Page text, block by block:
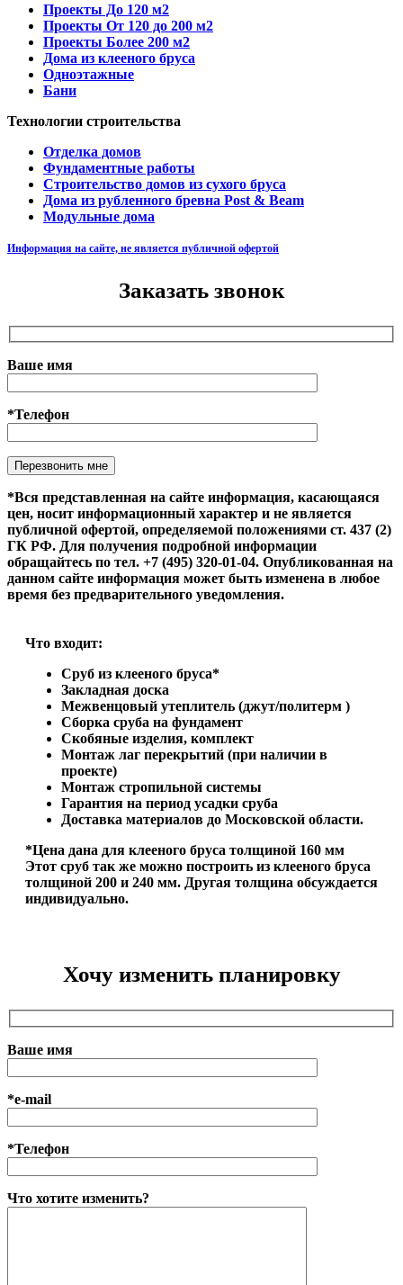
Проекты До 120 м2
Проекты От 120 до 200 м2
Проекты Более 200 м2
Дома из клееного бруса
Одноэтажные
Бани
Технологии строительства
Отделка домов
Фундаментные работы
Строительство домов из сухого бруса
Дома из рубленного бревна Post & Beam
Модульные дома
Информация на сайте, не является публичной офертой
Заказать звонок
Ваше имя
*Телефон
Оставьте это поле пустым.
*Вся представленная на сайте информация, касающаяся
цен, носит информационный характер и не является
публичной офертой, определяемой положениями ст. 437 (2)
ГК РФ. Для получения подробной информации
обращайтесь по тел. +7 (495) 320-01-04. Опубликованная на
данном сайте информация может быть изменена в любое
время без предварительного уведомления.
Что входит:
Сруб из клееного бруса*
Закладная доска
Межвенцовый утеплитель (джут/политерм )
Сборка сруба на фундамент
Скобяные изделия, комплект
Монтаж лаг перекрытий (при наличии в
проекте)
Монтаж стропильной системы
Гарантия на период усадки сруба
Доставка материалов до Московской области.
*Цена дана для клееного бруса толщиной 160 мм
Этот сруб так же можно построить из клееного бруса
толщиной 200 и 240 мм. Другая толщина обсуждается
индивидуально.
Хочу изменить планировку
Ваше имя
*e-mail
*Телефон
Что хотите изменить?